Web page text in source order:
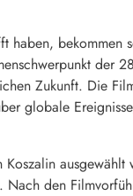
haben, bekommen
der
Zukunft. Die
globale
Nach den